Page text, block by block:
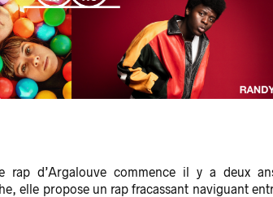
rap d’Argalouve commence il y a deux
elle propose un rap fracassant naviguant